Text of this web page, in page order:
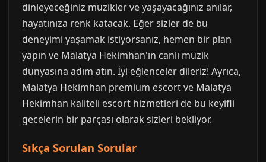
dinleyeceğiniz müzikler ve yaşayacağınız anılar,
hayatınıza renk katacak. Eğer sizler de bu
deneyimi yaşamak istiyorsanız, hemen bir plan
yapın ve Malatya Hekimhan'ın canlı müzik
dünyasına adım atın. İyi eğlenceler dileriz! Ayrıca,
Malatya Hekimhan premium escort ve Malatya
Hekimhan kaliteli escort hizmetleri de bu keyifli
gecelerin bir parçası olarak sizleri bekliyor.
Sıkça Sorulan Sorular